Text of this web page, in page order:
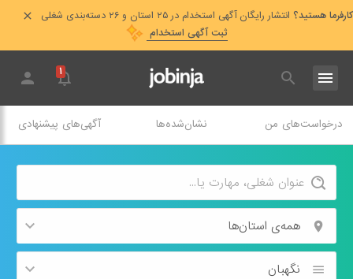
کارفرما هستید؟ انتشار رایگان آگهی استخدام در ۲۵ استان و ۲۶ دسته‌بندی شغلی
ثبت آگهی استخدام
۱
درخواست‌های من نشان‌شده‌ها آگهی‌های پیشنهادی
همه‌ی استان‌ها
نگهبان